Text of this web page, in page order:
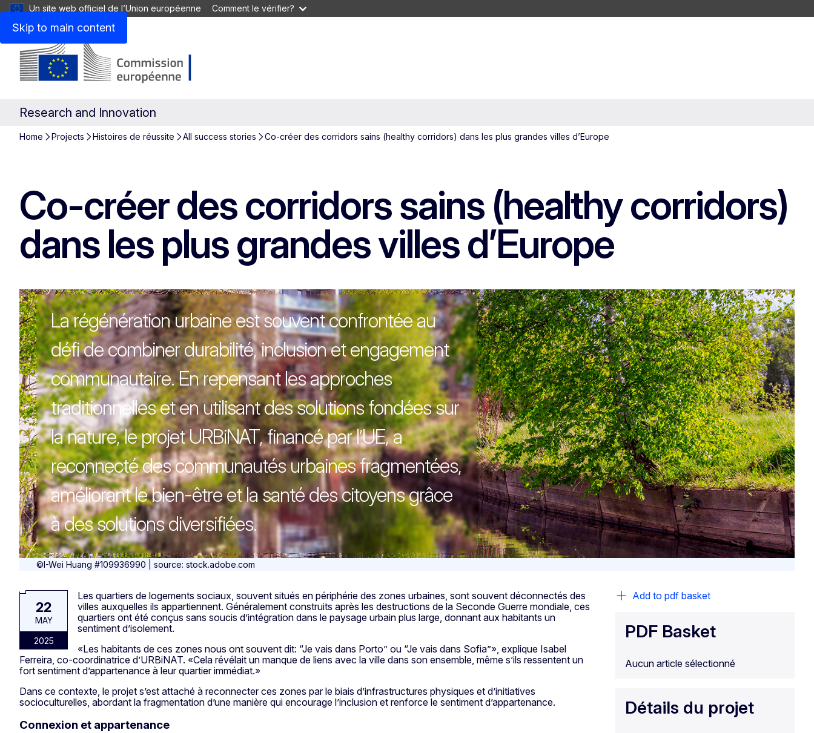
Skip to main content
Un site web officiel de l’Union européenne Comment le vérifier?
Research and Innovation
Home Projects Histoires de réussite All success stories Co-créer des corridors sains (healthy corridors) dans les plus grandes villes d’Europe
Co-créer des corridors sains (healthy corridors)
dans les plus grandes villes d’Europe
©I-Wei Huang #109936990 | source: stock.adobe.com
La régénération urbaine est souvent confrontée au
défi de combiner durabilité, inclusion et engagement
communautaire. En repensant les approches
traditionnelles et en utilisant des solutions fondées sur
la nature, le projet URBiNAT, financé par l’UE, a
reconnecté des communautés urbaines fragmentées,
améliorant le bien-être et la santé des citoyens grâce
à des solutions diversifiées.
22
MAY
2025
Les quartiers de logements sociaux, souvent situés en périphérie des zones urbaines, sont souvent déconnectés des
villes auxquelles ils appartiennent. Généralement construits après les destructions de la Seconde Guerre mondiale, ces
quartiers ont été conçus sans soucis d’intégration dans le paysage urbain plus large, donnant aux habitants un
sentiment d’isolement.
«Les habitants de ces zones nous ont souvent dit: “Je vais dans Porto” ou “Je vais dans Sofia”», explique Isabel
Ferreira, co-coordinatrice d’URBiNAT. «Cela révélait un manque de liens avec la ville dans son ensemble, même s’ils ressentent un
fort sentiment d’appartenance à leur quartier immédiat.»
Dans ce contexte, le projet s’est attaché à reconnecter ces zones par le biais d’infrastructures physiques et d’initiatives
socioculturelles, abordant la fragmentation d’une manière qui encourage l’inclusion et renforce le sentiment d’appartenance.
Connexion et appartenance
Add to pdf basket
PDF Basket
Aucun article sélectionné
Détails du projet